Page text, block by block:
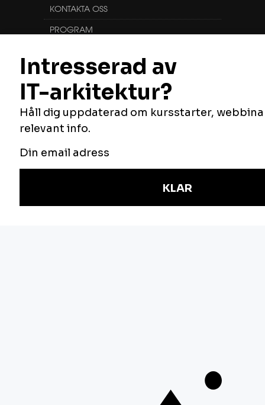
KONTAKTA OSS
PROGRAM
FÖLJ OSS
Vill du veta mer om oss, vilka vi är och vad
vi gör? Du hittar oss här:
NYHETSBREV
Håll dig uppdaterad om våra utbildningar,